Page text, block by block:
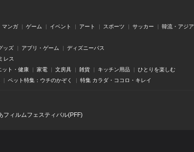
マンガ ゲーム イベント アート スポーツ サッカー 韓流・アジア
ッズ アプリ・ゲーム ディズニーパス
レス
ット・健康 家電 文房具 雑貨 キッチン用品 ひとりを楽しむ
ペット特集：ウチのかぞく 特集 カラダ・ココロ・キレイ
フィルムフェスティバル(PFF)